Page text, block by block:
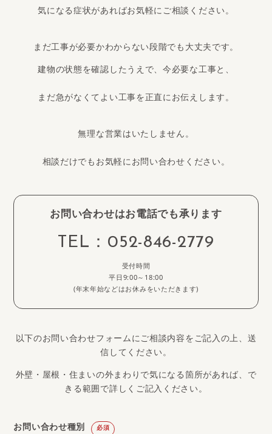
気になる症状があればお気軽にご相談ください。
まだ工事が必要かわからない段階でも大丈夫です。
建物の状態を確認したうえで、今必要な工事と、
まだ急がなくてよい工事を正直にお伝えします。
無理な営業はいたしません。
相談だけでもお気軽にお問い合わせください。
お問い合わせはお電話でも承ります
TEL： 052-846-2779
受付時間
平日9:00～18:00
(年末年始などはお休みをいただきます)
以下のお問い合わせフォームにご相談内容をご記入の上、送
信してください。
外壁・屋根・住まいの外まわりで気になる箇所があれば、で
きる範囲で詳しくご記入ください。
お問い合わせ種別 必須